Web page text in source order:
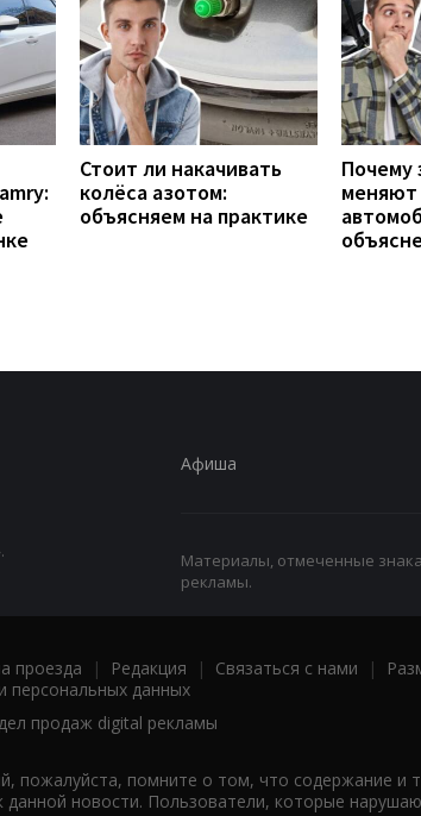
Стоит ли накачивать
колёса азотом:
объясняем на практике
Почему
Афиша
Материалы, отмеченные
рекламы.
проезда | Редакция | Связаться с нами |
персональных данных
продаж digital рекламы
пожалуйста, помните о том, что содержание и
новости. Пользователи, которые